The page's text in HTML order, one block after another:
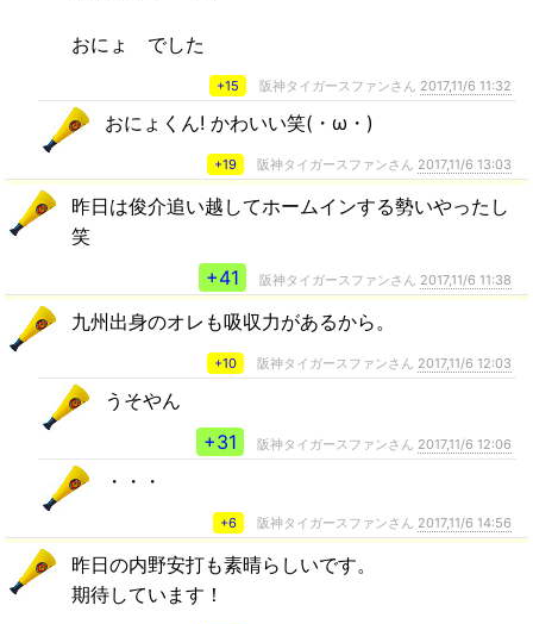
おにょ でした
+15 阪神タイガースファンさん 2017,11/6 11:32
おにょくん! かわいい笑(・ω・)
+19 阪神タイガースファンさん 2017,11/6 13:03
昨日は俊介追い越してホームインする勢いやったし
笑
+41
阪神タイガースファンさん 2017,11/6 11:38
九州出身のオレも吸収力があるから。
+10 阪神タイガースファンさん 2017,11/6 12:03
うそやん
+31
阪神タイガースファンさん 2017,11/6 12:06
・・・
+6 阪神タイガースファンさん 2017,11/6 14:56
昨日の内野安打も素晴らしいです。
期待しています！